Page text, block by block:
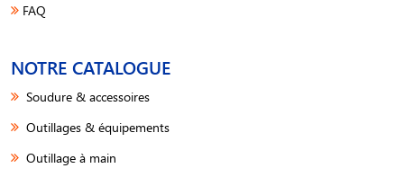
FAQ
NOTRE CATALOGUE
Soudure & accessoires
Outillages & équipements
Outillage à main